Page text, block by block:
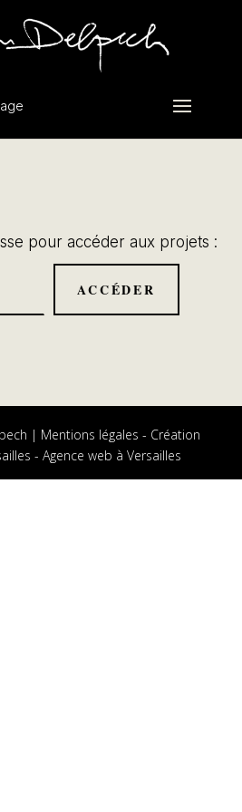
pour accéder aux projets :
| Mentions légales - Création
- Agence web à Versailles